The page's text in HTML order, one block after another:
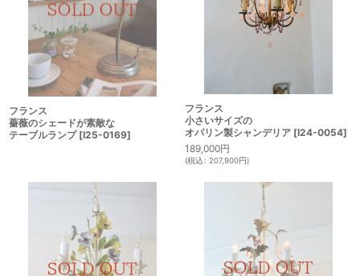
フランス
薔薇のシェードが素敵な
テーブルランプ [I25-0169]
フランス
小さいサイズの
オパリン製シャンデリア [I24-0054]
189,000円
(税込: 207,900円)